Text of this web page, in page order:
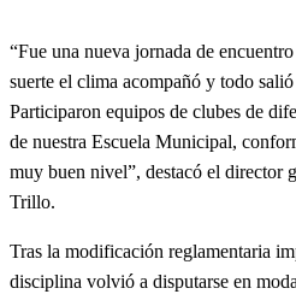
“Fue una nueva jornada de
suerte el clima acompañó y todo
Participaron equipos de clubes de
de nuestra Escuela Municipal,
muy buen nivel”, destacó el director
Trillo.
Tras la modificación reglamentaria
disciplina volvió a disputarse en